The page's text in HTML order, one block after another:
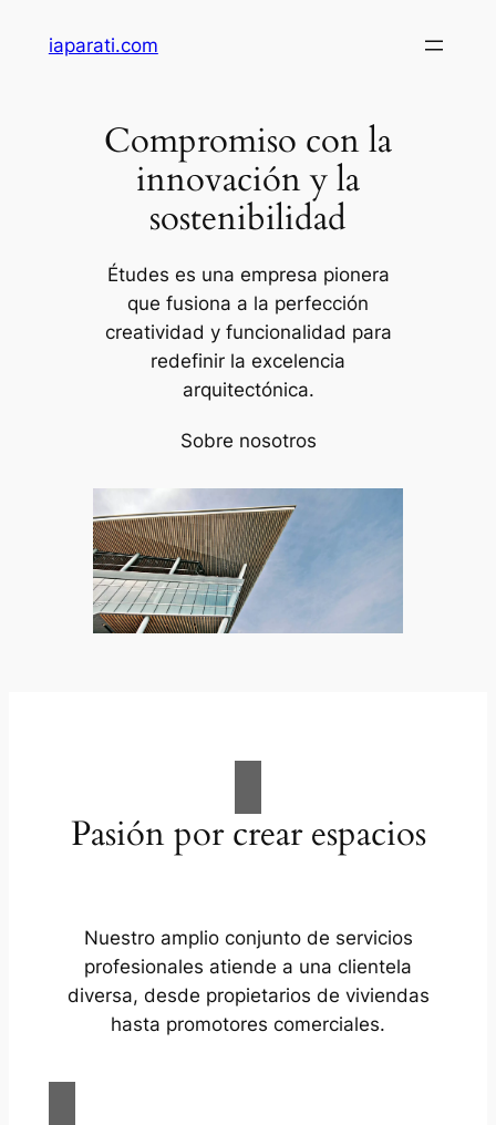
iaparati.com
Compromiso con la
innovación y la
sostenibilidad
Études es una empresa pionera
que fusiona a la perfección
creatividad y funcionalidad para
redefinir la excelencia
arquitectónica.
Sobre nosotros
Pasión por crear espacios
Nuestro amplio conjunto de servicios
profesionales atiende a una clientela
diversa, desde propietarios de viviendas
hasta promotores comerciales.